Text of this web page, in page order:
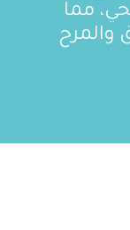
مما
والمرح